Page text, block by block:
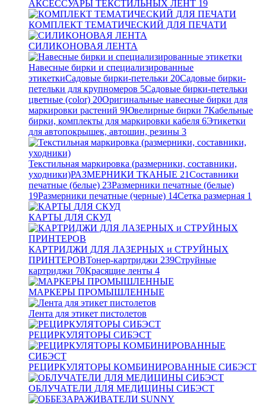
АКСЕССУАРЫ ТЕКСТИЛЬНЫХ ЛЕНТ 19
КОМПЛЕКТ ТЕМАТИЧЕСКИЙ ДЛЯ ПЕЧАТИ
СИЛИКОНОВАЯ ЛЕНТА
Навесные бирки и специализированные
этикеткиСадовые бирки-петельки 20Садовые бирки-
петельки для крупномеров 5Садовые бирки-петельки
цветные (color) 20Оригинальные навесные бирки для
маркировки растений 9Ювелирные бирки 7Кабельные
бирки, комплекты для маркировки кабеля 6Этикетки
для автопокрышек, автошин, резины 3
Текстильная маркировка (размерники, составники,
уходники)РАЗМЕРНИКИ ТКАНЫЕ 21Составники
печатные (белые) 23Размерники печатные (белые)
19Размерники печатные (черные) 14Сетка размерная 1
КАРТЫ ДЛЯ СКУД
КАРТРИДЖИ ДЛЯ ЛАЗЕРНЫХ и СТРУЙНЫХ
ПРИНТЕРОВТонер-картриджи 239Струйные
картриджи 70Красящие ленты 4
МАРКЕРЫ ПРОМЫШЛЕННЫЕ
Лента для этикет пистолетов
РЕЦИРКУЛЯТОРЫ СИБЭСТ
РЕЦИРКУЛЯТОРЫ КОМБИНИРОВАННЫЕ СИБЭСТ
ОБЛУЧАТЕЛИ ДЛЯ МЕДИЦИНЫ СИБЭСТ